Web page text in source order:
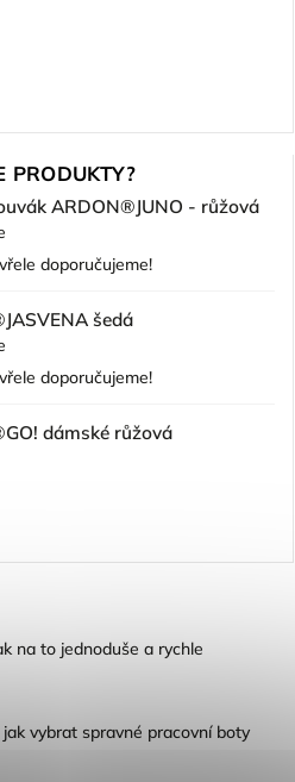
PRODUKTY?
ARDON®JUNO - růžová
doporučujeme!
šedá
doporučujeme!
dámské růžová
na to jednoduše a rychle
vybrat spravné pracovní boty